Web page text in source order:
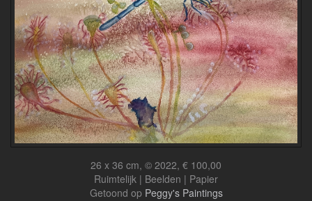
26 x 36 cm, © 2022, € 100,00
Ruimtelijk | Beelden | Papier
Getoond op Peggy's Paintings